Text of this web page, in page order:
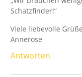
Schatzfinder!“
Viele liebevolle Grüße
Annerose
Antworten